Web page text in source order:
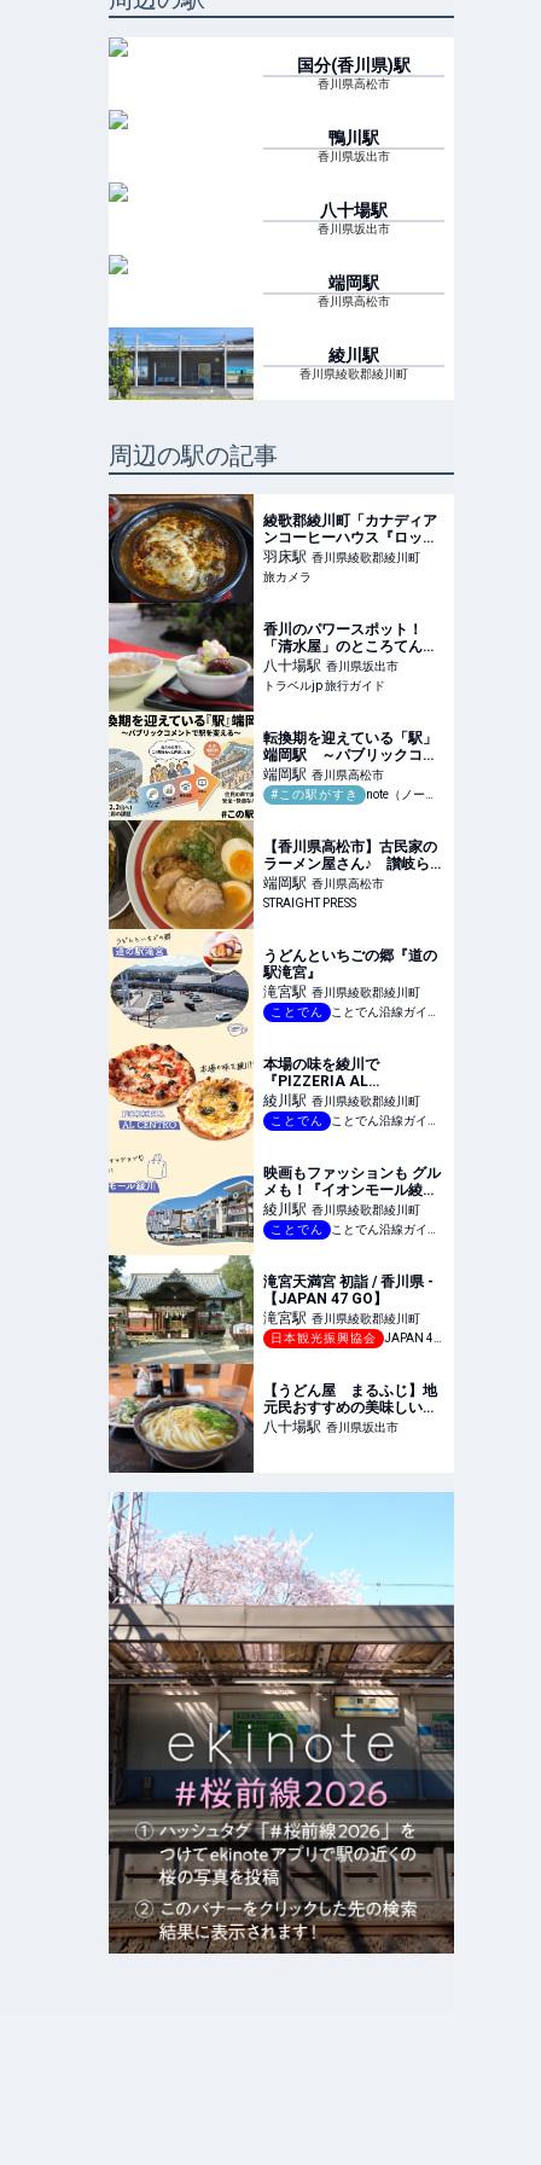
国分(香川県)駅
香川県高松市
鴨川駅
香川県坂出市
八十場駅
香川県坂出市
端岡駅
香川県高松市
綾川駅
香川県綾歌郡綾川町
周辺の駅の記事
綾歌郡綾川町「カナディア
ンコーヒーハウス『ロッキ
ー』」の焼きカレー
羽床駅 香川県綾歌郡綾川町
旅カメラ
香川のパワースポット！
「清水屋」のところてんと
伝説の霊泉 | 香川県 | トラベ
ルjp 旅行ガイド
八十場駅 香川県坂出市
トラベルjp 旅行ガイド
転換期を迎えている「駅」
端岡駅 ～パブリックコメ
ントで駅を変える～ ＃こ
の駅がすき｜ユウ
端岡駅 香川県高松市
#この駅がすき
note（ノート）
【香川県高松市】古民家の
ラーメン屋さん♪ 讃岐らー
めん はまの
端岡駅 香川県高松市
STRAIGHT PRESS
うどんといちごの郷『道の
駅滝宮』
滝宮駅 香川県綾歌郡綾川町
ことでん
ことでん沿線ガイドブック
本場の味を綾川で
『PIZZERIA AL
CENTRO』
綾川駅 香川県綾歌郡綾川町
ことでん
ことでん沿線ガイドブック
映画もファッションも グル
メも！『イオンモール綾川
』
綾川駅 香川県綾歌郡綾川町
ことでん
ことでん沿線ガイドブック
滝宮天満宮 初詣 / 香川県 -
【JAPAN 47 GO】
滝宮駅 香川県綾歌郡綾川町
日本観光振興協会
JAPAN 47 GO
【うどん屋 まるふじ】地
元民おすすめの美味しいう
どん屋さん😋
八十場駅 香川県坂出市